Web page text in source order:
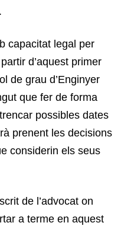
capacitat legal per
d’aquest primer
de grau d’Enginyer
que fer de forma
possibles dates
prenent les decisions
considerin els seus
de l’advocat on
a terme en aquest